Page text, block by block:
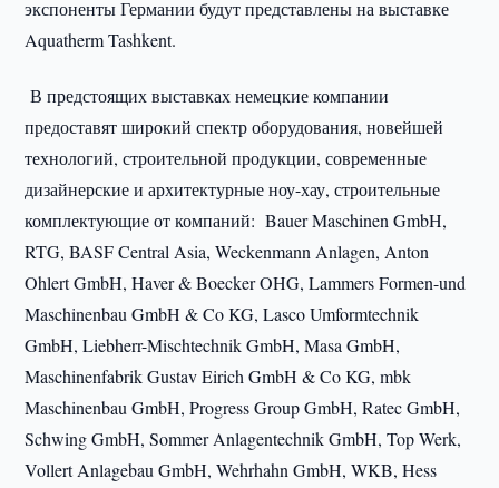
экспоненты Германии будут представлены на выставке
Aquatherm Tashkent.
В предстоящих выставках немецкие компании
предоставят широкий спектр оборудования, новейшей
технологий, строительной продукции, современные
дизайнерские и архитектурные ноу-хау, строительные
комплектующие от компаний: Bauer Maschinen GmbH,
RTG, BASF Central Asia, Weckenmann Anlagen, Anton
Ohlert GmbH, Haver & Boecker OHG, Lammers Formen-und
Maschinenbau GmbH & Co KG, Lasco Umformtechnik
GmbH, Liebherr-Mischtechnik GmbH, Masa GmbH,
Maschinenfabrik Gustav Eirich GmbH & Co KG, mbk
Maschinenbau GmbH, Progress Group GmbH, Ratec GmbH,
Schwing GmbH, Sommer Anlagentechnik GmbH, Top Werk,
Vollert Anlagebau GmbH, Wehrhahn GmbH, WKB, Hess